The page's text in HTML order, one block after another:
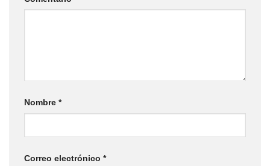
Nombre *
Correo electrónico *